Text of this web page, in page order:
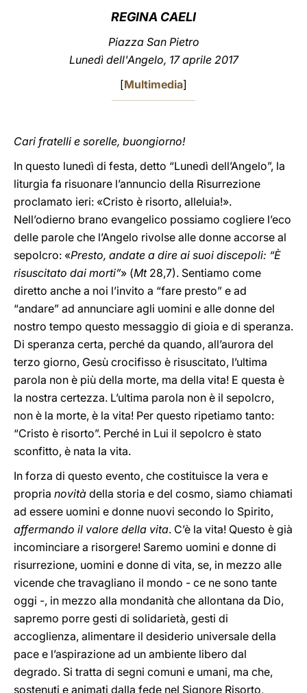
REGINA CAELI
Piazza San Pietro
Lunedì dell'Angelo, 17 aprile 2017
[Multimedia]
Cari fratelli e sorelle, buongiorno!
In questo lunedì di festa, detto “Lunedì dell’Angelo”, la
liturgia fa risuonare l’annuncio della Risurrezione
proclamato ieri: «Cristo è risorto, alleluia!».
Nell’odierno brano evangelico possiamo cogliere l’eco
delle parole che l’Angelo rivolse alle donne accorse al
sepolcro: «Presto, andate a dire ai suoi discepoli: “È
risuscitato dai morti”» (Mt28,7). Sentiamo come
diretto anche a noi l’invito a “fare presto” e ad
“andare” ad annunciare agli uomini e alle donne del
nostro tempo questo messaggio di gioia e di speranza.
Di speranza certa, perché da quando, all’aurora del
terzo giorno, Gesù crocifisso è risuscitato, l’ultima
parola non è più della morte, ma della vita! E questa è
la nostra certezza. L’ultima parola non è il sepolcro,
non è la morte, è la vita! Per questo ripetiamo tanto:
“Cristo è risorto”. Perché in Lui il sepolcro è stato
sconfitto, è nata la vita.
In forza di questo evento, che costituisce la vera e
propria novità della storia e del cosmo, siamo chiamati
ad essere uomini e donne nuovi secondo lo Spirito,
affermando il valore della vita. C’è la vita! Questo è già
incominciare a risorgere! Saremo uomini e donne di
risurrezione, uomini e donne di vita, se, in mezzo alle
vicende che travagliano il mondo - ce ne sono tante
oggi -, in mezzo alla mondanità che allontana da Dio,
sapremo porre gesti di solidarietà, gesti di
accoglienza, alimentare il desiderio universale della
pace e l’aspirazione ad un ambiente libero dal
degrado. Si tratta di segni comuni e umani, ma che,
sostenuti e animati dalla fede nel Signore Risorto,